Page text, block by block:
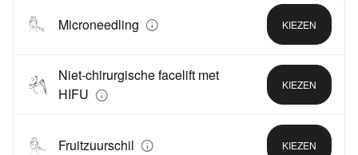
Microneedling KIEZEN
Niet-chirurgische facelift met
HIFU
KIEZEN
Fruitzuurschil KIEZEN